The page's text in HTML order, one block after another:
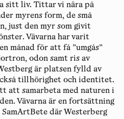
sitt liv. Tittar vi nära på
myrens form, de små
just den myr som givit
Vävarna har varit
månad för att få ”umgås”
odon samt ris av
är platsen fylld av
tillhörighet och identitet.
att samarbeta med naturen i
Vävarna är en fortsättning
där Westerberg